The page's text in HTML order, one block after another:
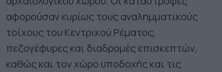
αφορούσαν κυρίως τους αναλημματικούς
τοίχους του Κεντρικού Ρέματος,
πεζογέφυρες και διαδρομές επισκεπτών,
καθώς και τον χώρο υποδοχής και τις